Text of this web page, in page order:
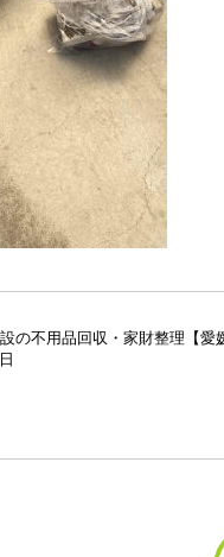
の不用品回収・家財整理【愛